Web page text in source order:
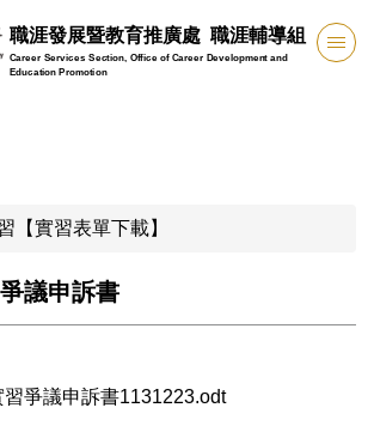
職涯發展暨教育推廣處 職涯輔導組
Career Services Section, Office of Career Development and
Education Promotion
【實習表單下載】
議申訴書
爭議申訴書1131223.odt